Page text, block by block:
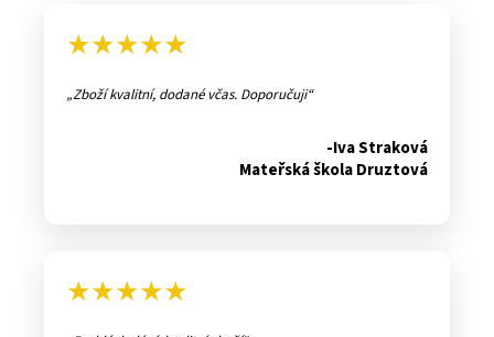
★★★★★
Zboží kvalitní, dodané včas. Doporučuji
-Iva Straková
Mateřská škola Druztová
★★★★★